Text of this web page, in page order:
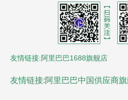
氮化铝陶瓷基板
友情链接:阿里巴巴1688旗舰店
友情链接:阿里巴巴中国供应商